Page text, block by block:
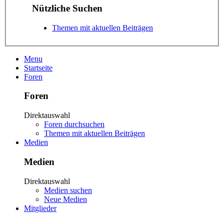
Nützliche Suchen
Themen mit aktuellen Beiträgen
Menu
Startseite
Foren
Foren
Direktauswahl
Foren durchsuchen
Themen mit aktuellen Beiträgen
Medien
Medien
Direktauswahl
Medien suchen
Neue Medien
Mitglieder